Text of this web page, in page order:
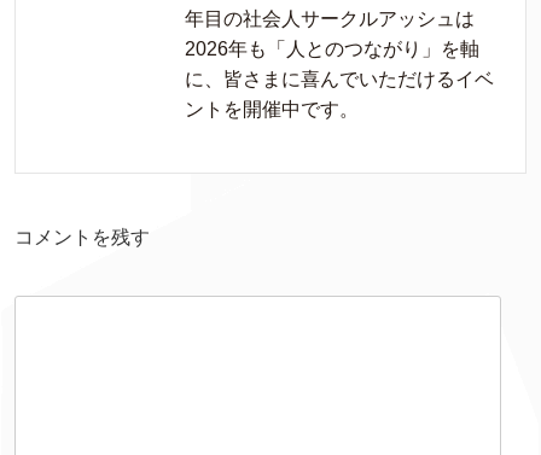
年目の社会人サークルアッシュは
2026年も「人とのつながり」を軸
に、皆さまに喜んでいただけるイベ
ントを開催中です。
コメントを残す